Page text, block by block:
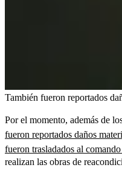
También fueron reportados
Por el momento, además de
fueron reportados daños
fueron trasladados al
realizan las obras de